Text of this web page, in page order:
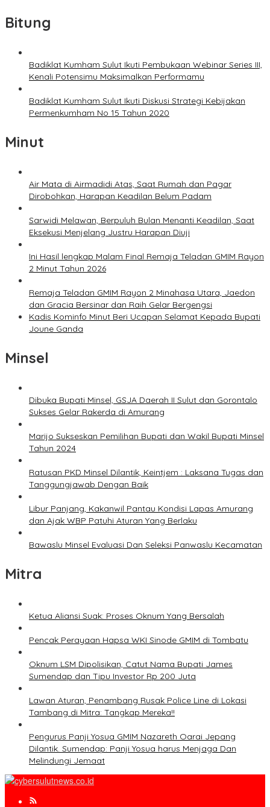
Bitung
Badiklat Kumham Sulut Ikuti Pembukaan Webinar Series III,
Kenali Potensimu Maksimalkan Performamu
Badiklat Kumham Sulut Ikuti Diskusi Strategi Kebijakan
Permenkumham No 15 Tahun 2020
Minut
Air Mata di Airmadidi Atas, Saat Rumah dan Pagar
Dirobohkan, Harapan Keadilan Belum Padam
Sarwidi Melawan, Berpuluh Bulan Menanti Keadilan, Saat
Eksekusi Menjelang Justru Harapan Diuji
Ini Hasil lengkap Malam Final Remaja Teladan GMIM Rayon
2 Minut Tahun 2026
Remaja Teladan GMIM Rayon 2 Minahasa Utara, Jaedon
dan Gracia Bersinar dan Raih Gelar Bergengsi
Kadis Kominfo Minut Beri Ucapan Selamat Kepada Bupati
Joune Ganda
Minsel
Dibuka Bupati Minsel, GSJA Daerah II Sulut dan Gorontalo
Sukses Gelar Rakerda di Amurang
Marijo Sukseskan Pemilihan Bupati dan Wakil Bupati Minsel
Tahun 2024
Ratusan PKD Minsel Dilantik, Keintjem : Laksana Tugas dan
Tanggungjawab Dengan Baik
Libur Panjang, Kakanwil Pantau Kondisi Lapas Amurang
dan Ajak WBP Patuhi Aturan Yang Berlaku
Bawaslu Minsel Evaluasi Dan Seleksi Panwaslu Kecamatan
Mitra
Ketua Aliansi Suak: Proses Oknum Yang Bersalah
Pencak Perayaan Hapsa WKI Sinode GMIM di Tombatu
Oknum LSM Dipolisikan, Catut Nama Bupati James
Sumendap dan Tipu Investor Rp 200 Juta
Lawan Aturan, Penambang Rusak Police Line di Lokasi
Tambang di Mitra: Tangkap Mereka!!
Pengurus Panji Yosua GMIM Nazareth Oarai Jepang
Dilantik. Sumendap: Panji Yosua harus Menjaga Dan
Melindungi Jemaat